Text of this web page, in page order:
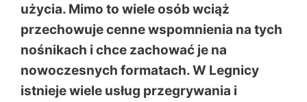
użycia. Mimo to wiele osób wciąż
przechowuje cenne wspomnienia na tych
nośnikach i chce zachować je na
nowoczesnych formatach. W Legnicy
istnieje wiele usług przegrywania i